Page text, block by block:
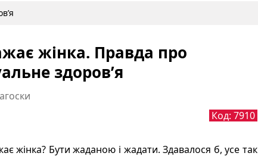
жінка. Правда про
здоров’я
Код: 7910
жінка? Бути жаданою і жадати. Здавалося б, усе так